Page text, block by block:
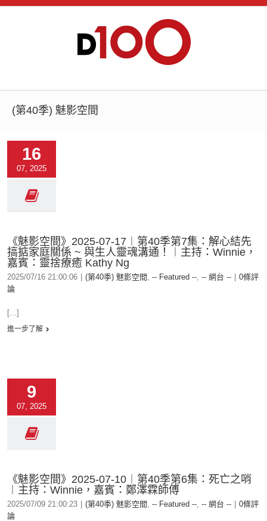
(第40季) 魅影空間
16
07, 2025
《魅影空間》2025-07-17︱第40季第7集：解心結先
搞掂家庭關係 ~ 與生人靈魂溝通！︱主持：Winnie，
嘉賓：靈捨療癒 Kathy Ng
2025/07/16 21:00:06 (第40季) 魅影空間 , -- Featured --, -- 網台 --
0條評
論
[...]
進一步了解
9
07, 2025
《魅影空間》2025-07-10︱第40季第6集：死亡之哨
︱主持：Winnie，嘉賓：鄭澤霖師傅
2025/07/09 21:00:23 (第40季) 魅影空間 , -- Featured --, -- 網台 --
0條評
論